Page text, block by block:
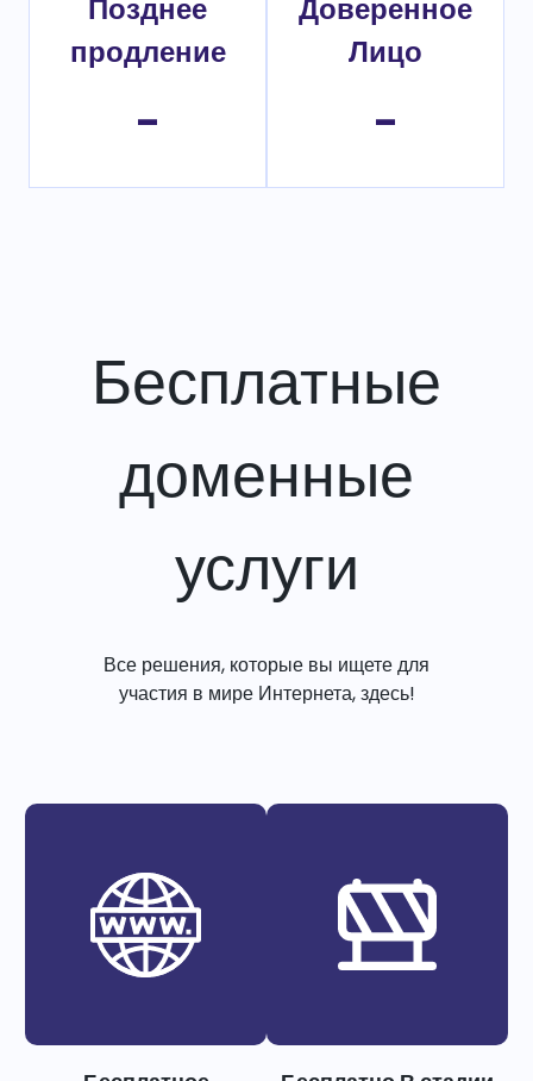
Позднее
продление
-
Доверенное
Лицо
-
Бесплатные
доменные
услуги
Все решения, которые вы ищете для
участия в мире Интернета, здесь!